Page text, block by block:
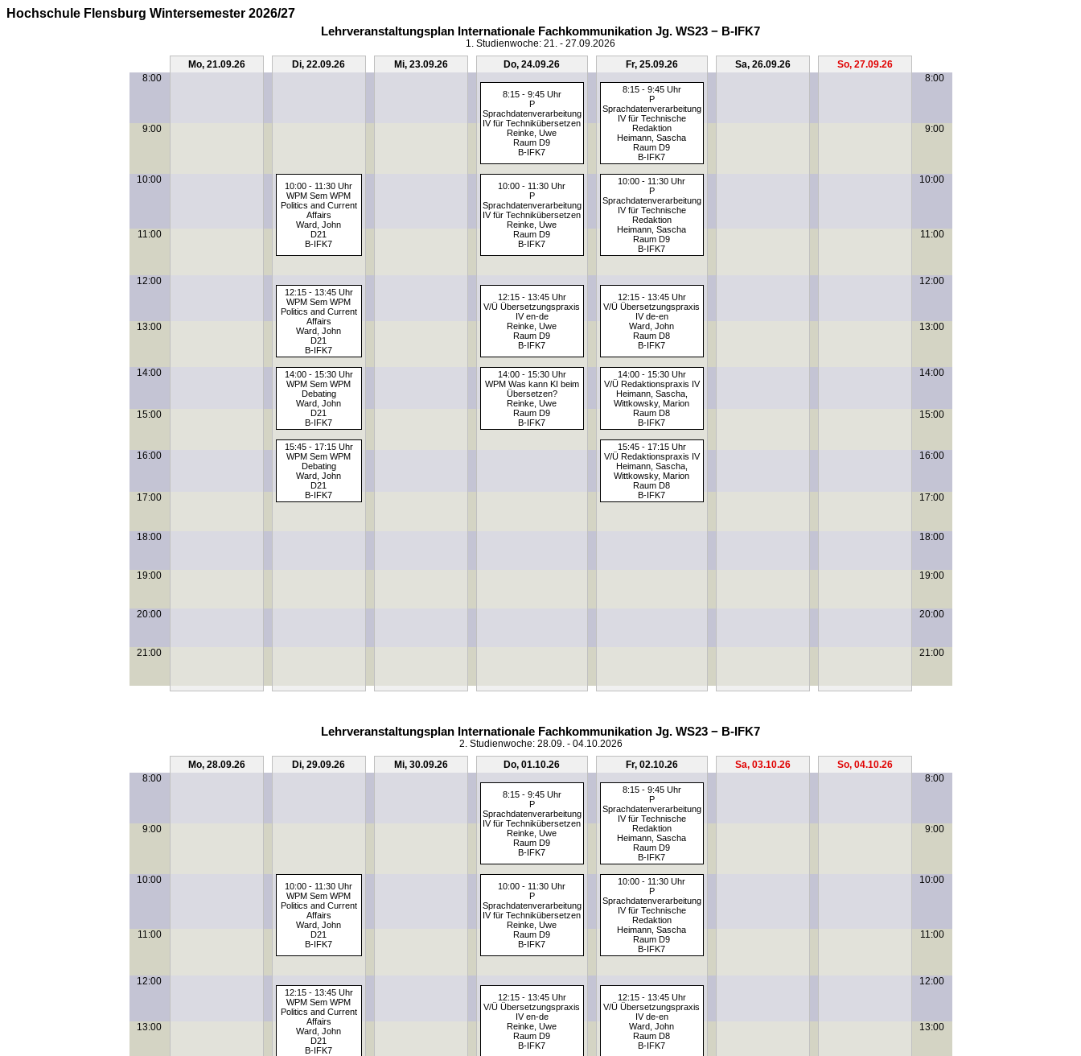
Hochschule Flensburg Wintersemester 2026/27
Lehrveranstaltungsplan Internationale Fachkommunikation Jg. WS23 − B-IFK7
1. Studienwoche: 21. - 27.09.2026
Mo, 21.09.26
Di, 22.09.26 Mi, 23.09.26 Do, 24.09.26 Fr, 25.09.26 Sa, 26.09.26
So, 27.09.26
8:00
8:00
8:15 - 9:45 Uhr
P
Sprachdatenverarbeitung
IV für Technikübersetzen
Reinke, Uwe
Raum D9
B-IFK7
8:15 - 9:45 Uhr
P
Sprachdatenverarbeitung
IV für Technische
Redaktion
Heimann, Sascha
Raum D9
B-IFK7
9:00 9:00
10:00
10:00 - 11:30 Uhr
WPM Sem WPM
Politics and Current
Affairs
Ward, John
D21
B-IFK7
10:00 - 11:30 Uhr
P
Sprachdatenverarbeitung
IV für Technikübersetzen
Reinke, Uwe
Raum D9
B-IFK7
10:00 - 11:30 Uhr
P
Sprachdatenverarbeitung
IV für Technische
Redaktion
Heimann, Sascha
Raum D9
B-IFK7
10:00
11:00 11:00
12:00 12:00
12:15 - 13:45 Uhr
WPM Sem WPM
Politics and Current
Affairs
Ward, John
D21
B-IFK7
12:15 - 13:45 Uhr
V/Ü Übersetzungspraxis
IV en-de
Reinke, Uwe
Raum D9
B-IFK7
12:15 - 13:45 Uhr
V/Ü Übersetzungspraxis
IV de-en
Ward, John
Raum D8
B-IFK7
13:00 13:00
14:00
14:00 - 15:30 Uhr
WPM Sem WPM
Debating
Ward, John
D21
B-IFK7
14:00 - 15:30 Uhr
WPM Was kann KI beim
Übersetzen?
Reinke, Uwe
Raum D9
B-IFK7
14:00 - 15:30 Uhr
V/Ü Redaktionspraxis IV
Heimann, Sascha,
Wittkowsky, Marion
Raum D8
B-IFK7
14:00
15:00 15:00
15:45 - 17:15 Uhr
WPM Sem WPM
Debating
Ward, John
D21
B-IFK7
15:45 - 17:15 Uhr
V/Ü Redaktionspraxis IV
Heimann, Sascha,
Wittkowsky, Marion
Raum D8
B-IFK7
16:00 16:00
17:00 17:00
18:00 18:00
19:00 19:00
20:00 20:00
21:00 21:00
Lehrveranstaltungsplan Internationale Fachkommunikation Jg. WS23 − B-IFK7
2. Studienwoche: 28.09. - 04.10.2026
Mo, 28.09.26
Di, 29.09.26 Mi, 30.09.26 Do, 01.10.26 Fr, 02.10.26 Sa, 03.10.26
So, 04.10.26
8:00
8:00
8:15 - 9:45 Uhr
P
Sprachdatenverarbeitung
IV für Technikübersetzen
Reinke, Uwe
Raum D9
B-IFK7
8:15 - 9:45 Uhr
P
Sprachdatenverarbeitung
IV für Technische
Redaktion
Heimann, Sascha
Raum D9
B-IFK7
9:00 9:00
10:00
10:00 - 11:30 Uhr
WPM Sem WPM
Politics and Current
Affairs
Ward, John
D21
B-IFK7
10:00 - 11:30 Uhr
P
Sprachdatenverarbeitung
IV für Technikübersetzen
Reinke, Uwe
Raum D9
B-IFK7
10:00 - 11:30 Uhr
P
Sprachdatenverarbeitung
IV für Technische
Redaktion
Heimann, Sascha
Raum D9
B-IFK7
10:00
11:00 11:00
12:00 12:00
12:15 - 13:45 Uhr
WPM Sem WPM
Politics and Current
Affairs
Ward, John
D21
B-IFK7
12:15 - 13:45 Uhr
V/Ü Übersetzungspraxis
IV en-de
Reinke, Uwe
Raum D9
B-IFK7
12:15 - 13:45 Uhr
V/Ü Übersetzungspraxis
IV de-en
Ward, John
Raum D8
B-IFK7
13:00 13:00